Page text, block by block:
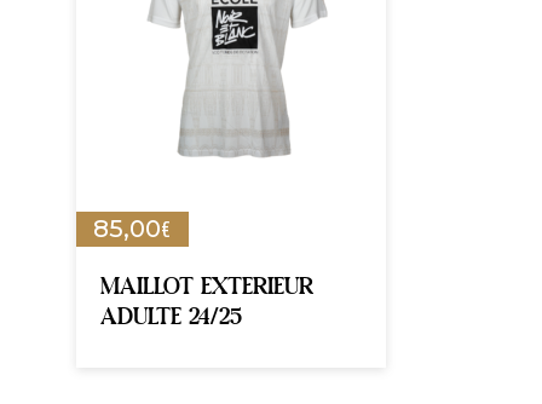
85,00€
MAILLOT EXTERIEUR
ADULTE 24/25